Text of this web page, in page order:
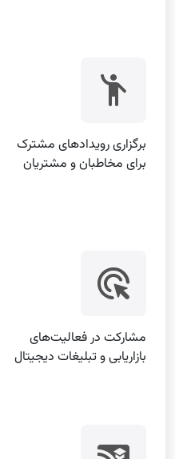
برگزاری رویدادهای مشترک
برای مخاطبان و مشتریان
مشارکت در فعالیت‌های
بازاریابی و تبلیغات دیجیتال